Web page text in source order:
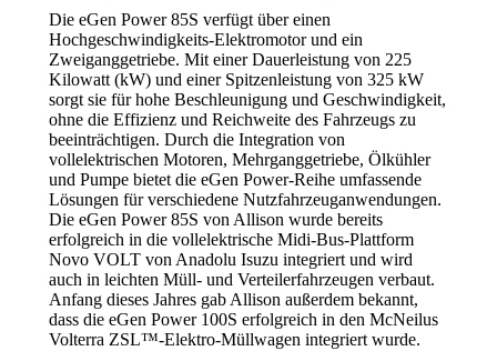
Die eGen Power 85S verfügt über einen
Hochgeschwindigkeits-Elektromotor und ein
Zweiganggetriebe. Mit einer Dauerleistung von 225
Kilowatt (kW) und einer Spitzenleistung von 325 kW
sorgt sie für hohe Beschleunigung und Geschwindigkeit,
ohne die Effizienz und Reichweite des Fahrzeugs zu
beeinträchtigen. Durch die Integration von
vollelektrischen Motoren, Mehrganggetriebe, Ölkühler
und Pumpe bietet die eGen Power-Reihe umfassende
Lösungen für verschiedene Nutzfahrzeuganwendungen.
Die eGen Power 85S von Allison wurde bereits
erfolgreich in die vollelektrische Midi-Bus-Plattform
Novo VOLT von Anadolu Isuzu integriert und wird
auch in leichten Müll- und Verteilerfahrzeugen verbaut.
Anfang dieses Jahres gab Allison außerdem bekannt,
dass die eGen Power 100S erfolgreich in den McNeilus
Volterra ZSL™-Elektro-Müllwagen integriert wurde.